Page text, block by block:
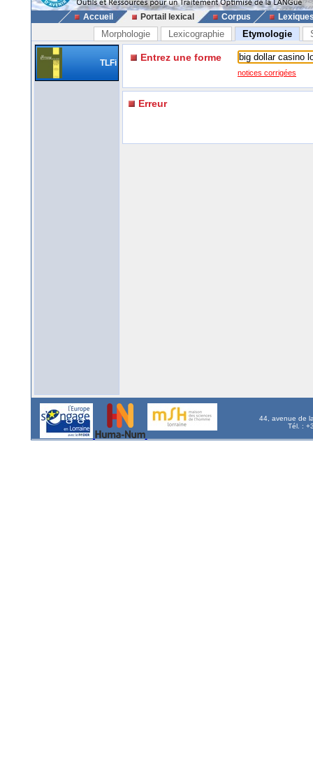
Accueil Portail lexical Corpus
Morphologie Lexicographie Etymologie
TLFi Entrez une forme
notices corrigées
Erreur
44, avenue de
Tél. :